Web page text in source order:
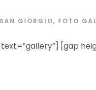
GIORGIO, FOTO
[gap